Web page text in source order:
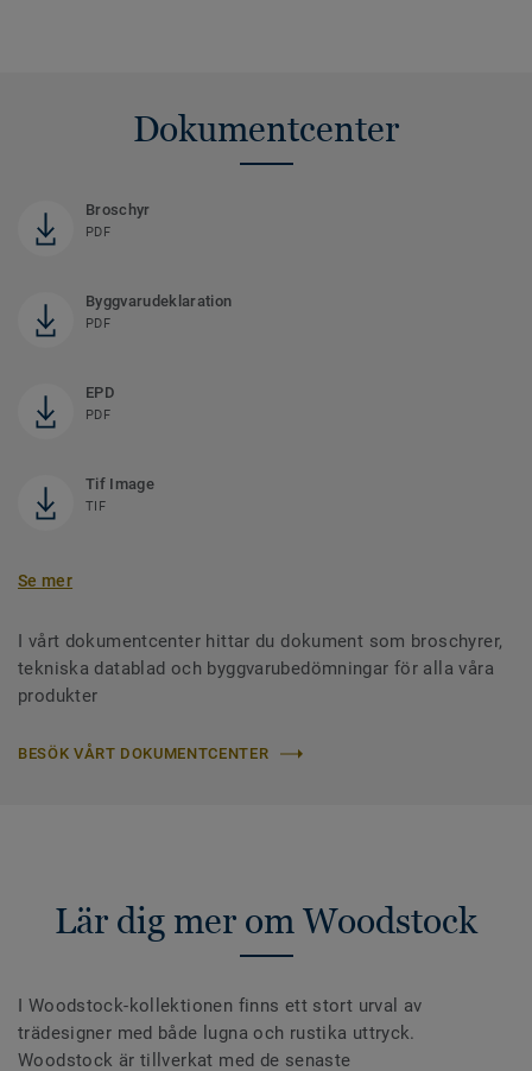
Dokumentcenter
Broschyr
PDF
Byggvarudeklaration
PDF
EPD
PDF
Tif Image
TIF
Se mer
I vårt dokumentcenter hittar du dokument som broschyrer,
tekniska datablad och byggvarubedömningar för alla våra
produkter
BESÖK VÅRT DOKUMENTCENTER
Lär dig mer om Woodstock
I Woodstock-kollektionen finns ett stort urval av
trädesigner med både lugna och rustika uttryck.
Woodstock är tillverkat med de senaste